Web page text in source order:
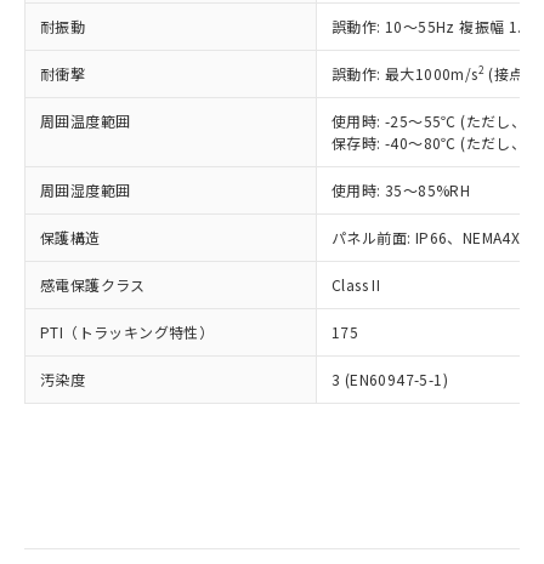
耐振動 誤動作: 10～55Hz 複振幅
耐衝撃 誤動作: 最大1000m/s2 (接点
周囲温度範囲
使用時: -25～55℃ (ただし、氷
保存時: -40～80℃ (ただし、氷
周囲湿度範囲 使用時: 35～85%RH
保護構造 パネル前面: IP66、NEMA4X,
感電保護クラス Class II
PTI（トラッキング特性） 175
汚染度 3 (EN60947-5-1)
正式な納期状況および標準価格はお客
様のお取引先、またはお客様担当のオ
ムロン制御機器販売店・当社販売員に
オムロン制御機器販売店や当社販売拠
販売ネットワーク
」をご確認
在庫状況および標準価格結果を当社の
示しないようお願いします。
マイパーツ機能（部品リスト作成サー
ビス）をご利用いただくには、I-Web
メンバーズにご登録されている必要が
お客様が当ウェブサイト上で当社にご
登録された部品リストについて、当社
の共同利用に関して"
の「1.共同利
ルベンジル（BBP） 1000ppm以下、フタル酸ジブチル
（DBP） 1000ppm以下、フタル酸ジイソブチル
但し、RoHS指令で産業用監視および制御機器に対する
フタル酸エステル類の４物質については閾値を超える意
図的な使用がないことを確認しています。
部品在庫の切り替え状況などにより、予定
月が前後することがあります。
※3 非含有証明書ダウンロード
51物質の非含有証明書（当社基準）
DBP(フタル酸ジブチル) : 1000ppm、 DIBP(フタル酸ジ
イソブチル) : 1000ppm、 BBP(フタル酸ブチルベンジ
「ｅ」：有害物質（10物質）のすべてが基
準値以下であることを示します。
「10」：通常の使用状況下において有害物
質が外部に漏えいし、環境に深刻な影響を
及ぼさない年数を意味します。
「－」：未確認です。当社販売部門へお問
全に破砕するなど、違法に輸出されな
いよう必要な手段を講じます。
当社は貴社製品を、核兵器、ミサイ
ル、化学兵器、生物兵器またはその他
武器並びにこれらの製造装置等に一切
当社は、貴社製品を第三者に販売する
場合は、上記1、2および3の内容を当
該第三者に通知します。また当社は、
販売先および販売に係わる関係者が違
法に輸出するおそれがある場合は、取
－
在庫なし(最新の在庫状況につ
いては、お客様のお取引先、ま
たはお客様担当のオムロン制御
機器販売店・当社販売員にご確
空
受注生産機種、また在庫状況の
情報を公開していない機種